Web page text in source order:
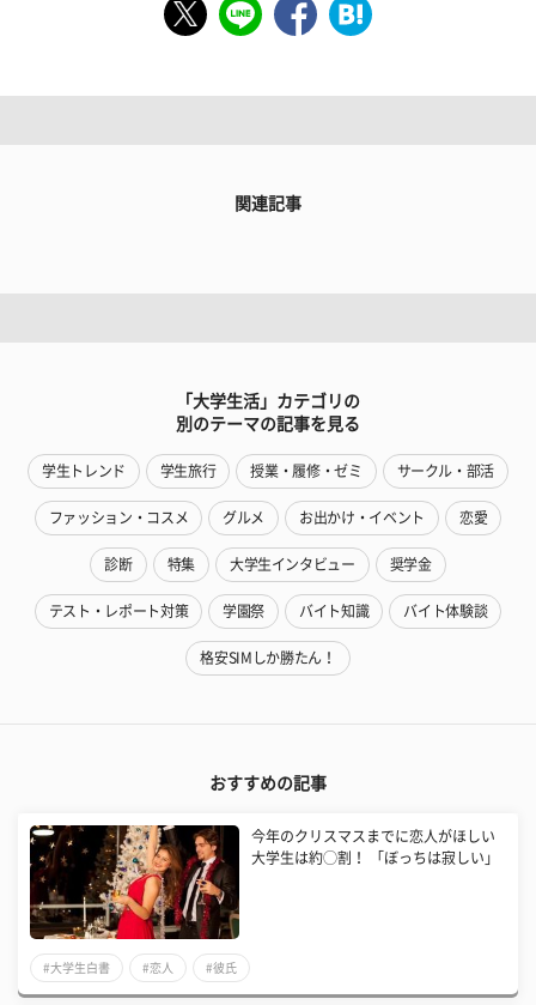
関連記事
「大学生活」カテゴリの
別のテーマの記事を見る
学生トレンド 学生旅行 授業・履修・ゼミ サークル・部活
ファッション・コスメ グルメ お出かけ・イベント 恋愛
診断 特集 大学生インタビュー 奨学金
テスト・レポート対策 学園祭 バイト知識 バイト体験談
格安SIMしか勝たん！
おすすめの記事
今年のクリスマスまでに恋人がほしい
大学生は約◯割！ 「ぼっちは寂しい」
#大学生白書 #恋人 #彼氏